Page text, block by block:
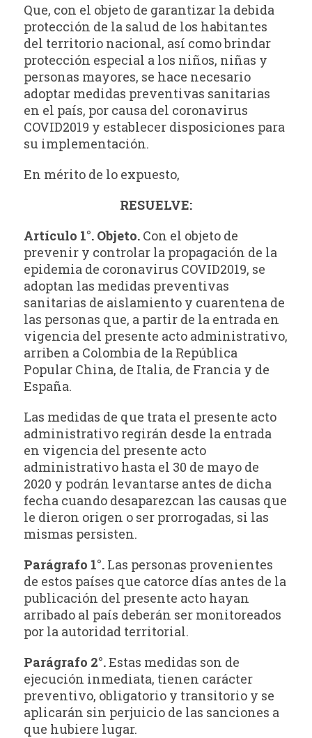
Que, con el objeto de garantizar la debida
protección de la salud de los habitantes
del territorio nacional, así como brindar
protección especial a los niños, niñas y
personas mayores, se hace necesario
adoptar medidas preventivas sanitarias
en el país, por causa del coronavirus
COVID2019 y establecer disposiciones para
su implementación.
En mérito de lo expuesto,
RESUELVE:
Artículo 1°. Objeto. Con el objeto de
prevenir y controlar la propagación de la
epidemia de coronavirus COVID2019, se
adoptan las medidas preventivas
sanitarias de aislamiento y cuarentena de
las personas que, a partir de la entrada en
vigencia del presente acto administrativo,
arriben a Colombia de la República
Popular China, de Italia, de Francia y de
España.
Las medidas de que trata el presente acto
administrativo regirán desde la entrada
en vigencia del presente acto
administrativo hasta el 30 de mayo de
2020 y podrán levantarse antes de dicha
fecha cuando desaparezcan las causas que
le dieron origen o ser prorrogadas, si las
mismas persisten.
Parágrafo 1°. Las personas provenientes
de estos países que catorce días antes de la
publicación del presente acto hayan
arribado al país deberán ser monitoreados
por la autoridad territorial.
Parágrafo 2°.Estas medidas son de
ejecución inmediata, tienen carácter
preventivo, obligatorio y transitorio y se
aplicarán sin perjuicio de las sanciones a
que hubiere lugar.